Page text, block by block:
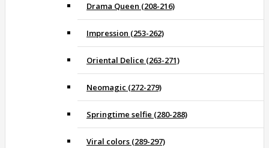
Drama Queen (208-216)
Impression (253-262)
Oriental Delice (263-271)
Neomagic (272-279)
Springtime selfie (280-288)
Viral colors (289-297)